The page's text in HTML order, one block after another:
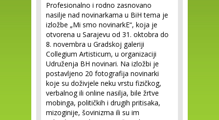
Profesionalno i rodno zasnovano
nasilje nad novinarkama u BiH tema je
izložbe „Mi smo novinarkE“, koja je
otvorena u Sarajevu od 31. oktobra do
8. novembra u Gradskoj galeriji
Collegium Artisticum, u organizaciji
Udruženja BH novinari. Na izložbi je
postavljeno 20 fotografija novinarki
koje su doživjele neku vrstu fizičkog,
verbalnog ili online nasilja, bile žrtve
mobinga, političkih i drugih pritisaka,
mizoginije, šovinizma ili su im